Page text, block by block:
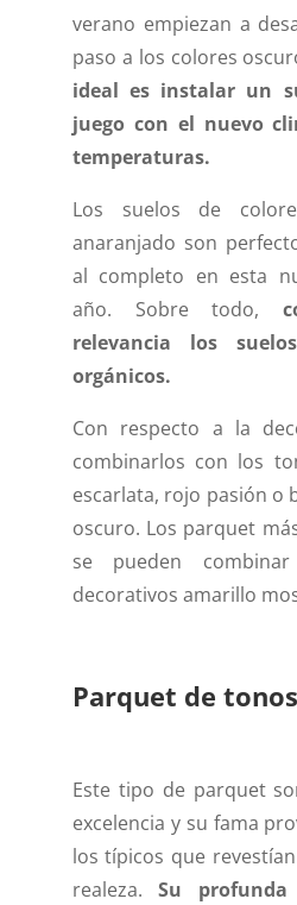
verano empiezan a
paso a los colores
ideal es instalar un
juego con el nuevo
temperaturas.
Los suelos de
anaranjado son
al completo en esta
año. Sobre todo,
relevancia los
orgánicos.
Con respecto a la
combinarlos con los
escarlata, rojo pasión o
oscuro. Los parquet
se pueden
decorativos amarillo
Parquet de
Este tipo de parquet
excelencia y su fama
los típicos que
realeza.Su profunda